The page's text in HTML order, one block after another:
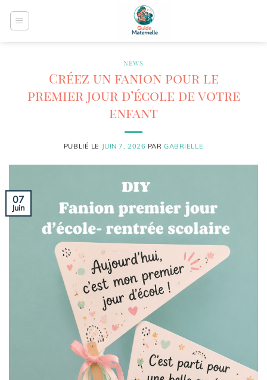
NEWS
Créez un fanion pour le
premier jour d’école de votre
enfant
PUBLIÉ LE JUIN 7, 2026 PARGABRIELLE
07
Juin